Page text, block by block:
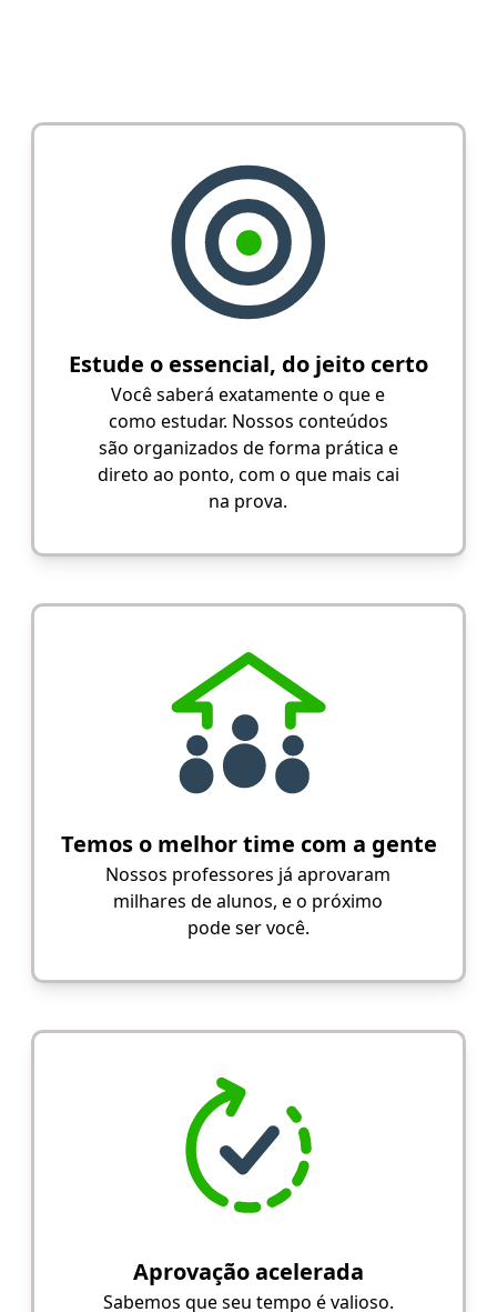
Estude o essencial, do jeito certo
Você saberá exatamente o que e
como estudar. Nossos conteúdos
são organizados de forma prática e
direto ao ponto, com o que mais cai
na prova.
Temos o melhor time com a gente
Nossos professores já aprovaram
milhares de alunos, e o próximo
pode ser você.
Aprovação acelerada
Sabemos que seu tempo é valioso.